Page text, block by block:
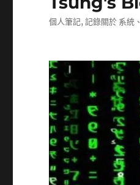
個人筆記, 記錄關於 系統